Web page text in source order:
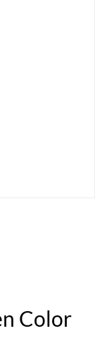
Color